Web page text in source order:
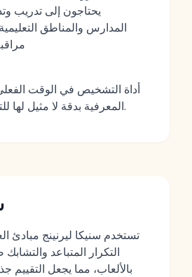
يحتاجون إلى تدريب
المدارس والمناطق
أداة التشخيص في الوقت
المعرفية بدقة لا مثيل لها للتعلم المستهدف.
تستخدم سنيكا ليرنينج مبادئ
التكرار المتباعد
بالألعاب، مما يجعل التقييم